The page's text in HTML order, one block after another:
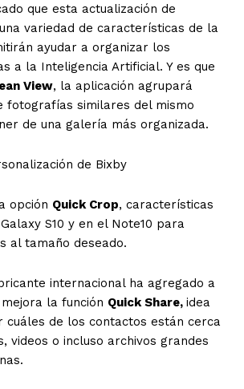
que esta actualización de
variedad de características de la
ayudar a organizar los
a la Inteligencia Artificial. Y es que
View, la aplicación agrupará
fotografías similares del mismo
de una galería más organizada.
opción Quick Crop, características
S10 y en el Note10 para
al tamaño deseado.
internacional ha agregado a
la función Quick Share, idea
cuáles de los contactos están cerca
videos o incluso archivos grandes